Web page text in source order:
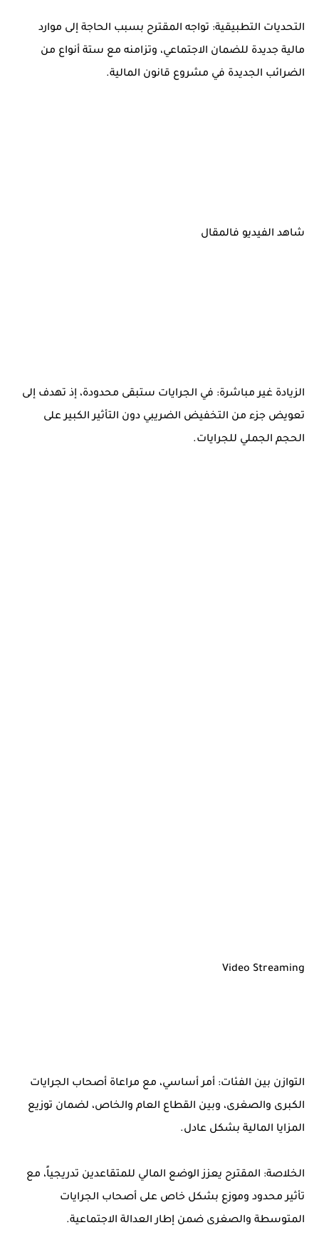
التحديات التطبيقية: تواجه المقترح بسبب الحاجة إلى موارد
مالية جديدة للضمان الاجتماعي، وتزامنه مع ستة أنواع من
الضرائب الجديدة في مشروع قانون المالية.
شاهد الفيديو فالمقال
الزيادة غير مباشرة: في الجرايات ستبقى محدودة، إذ تهدف إلى
تعويض جزء من التخفيض الضريبي دون التأثير الكبير على
الحجم الجملي للجرايات.
Video Streaming
التوازن بين الفئات: أمر أساسي، مع مراعاة أصحاب الجرايات
الكبرى والصغرى، وبين القطاع العام والخاص، لضمان توزيع
المزايا المالية بشكل عادل.
الخلاصة: المقترح يعزز الوضع المالي للمتقاعدين تدريجياً، مع
تأثير محدود وموزع بشكل خاص على أصحاب الجرايات
المتوسطة والصغرى ضمن إطار العدالة الاجتماعية.